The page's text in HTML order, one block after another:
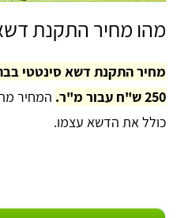
מהו מחיר התקנת
250 ש"ח עבור מ"ר.
המחיר
כולל את הדשא עצמו.